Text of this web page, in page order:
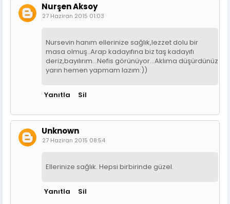
Nurşen Aksoy
27 Haziran 2015 01:03
Nursevin hanım ellerinize sağlık,lezzet dolu bir
masa olmuş..Arap kadayıfına biz taş kadayıfı
deriz,bayılırım...Nefis görünüyor...Aklıma düşürdünüz
yarın hemen yapmam lazım:))
Yanıtla Sil
Unknown
27 Haziran 2015 08:54
Ellerinize sağlık. Hepsi birbirinde güzel.
Yanıtla Sil